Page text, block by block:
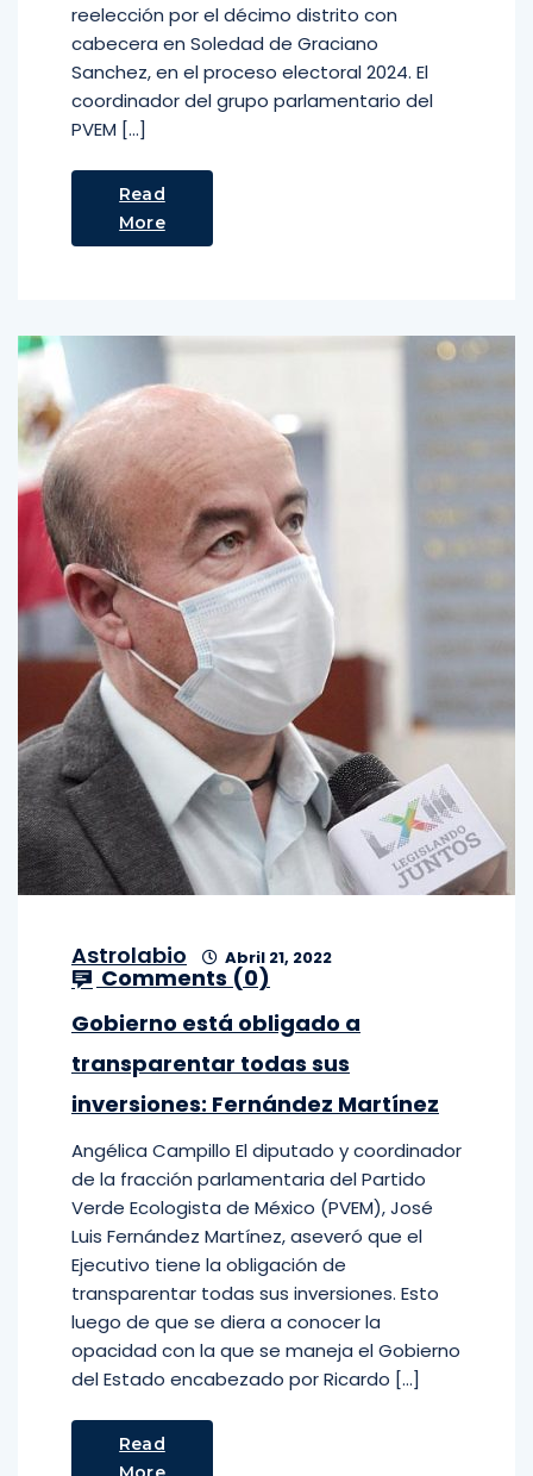
reelección por el décimo distrito con
cabecera en Soledad de Graciano
Sanchez, en el proceso electoral 2024. El
coordinador del grupo parlamentario del
PVEM […]
Read
More
Astrolabio Abril 21, 2022
Comments (0)
Gobierno está obligado a
transparentar todas sus
inversiones: Fernández Martínez
Angélica Campillo El diputado y coordinador
de la fracción parlamentaria del Partido
Verde Ecologista de México (PVEM), José
Luis Fernández Martínez, aseveró que el
Ejecutivo tiene la obligación de
transparentar todas sus inversiones. Esto
luego de que se diera a conocer la
opacidad con la que se maneja el Gobierno
del Estado encabezado por Ricardo […]
Read